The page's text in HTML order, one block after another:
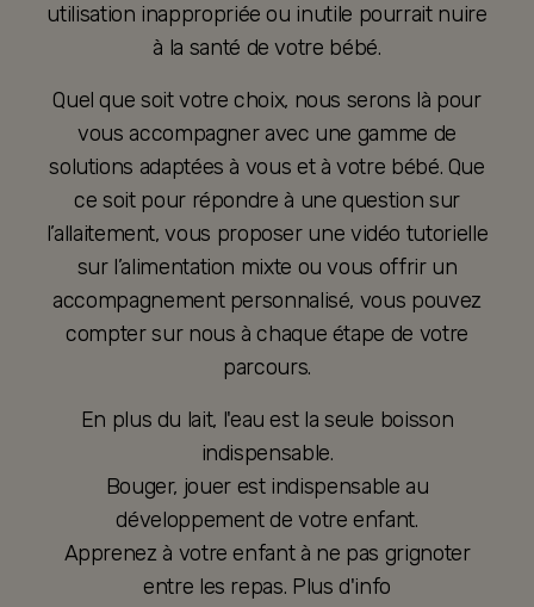
utilisation inappropriée ou inutile pourrait nuire
à la santé de votre bébé.
Quel que soit votre choix, nous serons là pour
vous accompagner avec une gamme de
solutions adaptées à vous et à votre bébé. Que
ce soit pour répondre à une question sur
l’allaitement, vous proposer une vidéo tutorielle
sur l’alimentation mixte ou vous offrir un
accompagnement personnalisé, vous pouvez
compter sur nous à chaque étape de votre
parcours.
En plus du lait, l'eau est la seule boisson
indispensable.
Bouger, jouer est indispensable au
développement de votre enfant.
Apprenez à votre enfant à ne pas grignoter
entre les repas. Plus d'info